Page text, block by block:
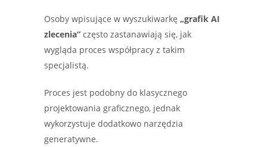
Osoby wpisujące w wyszukiwarkę „grafik AI
zlecenia” często zastanawiają się, jak
wygląda proces współpracy z takim
specjalistą.
Proces jest podobny do klasycznego
projektowania graficznego, jednak
wykorzystuje dodatkowo narzędzia
generatywne.